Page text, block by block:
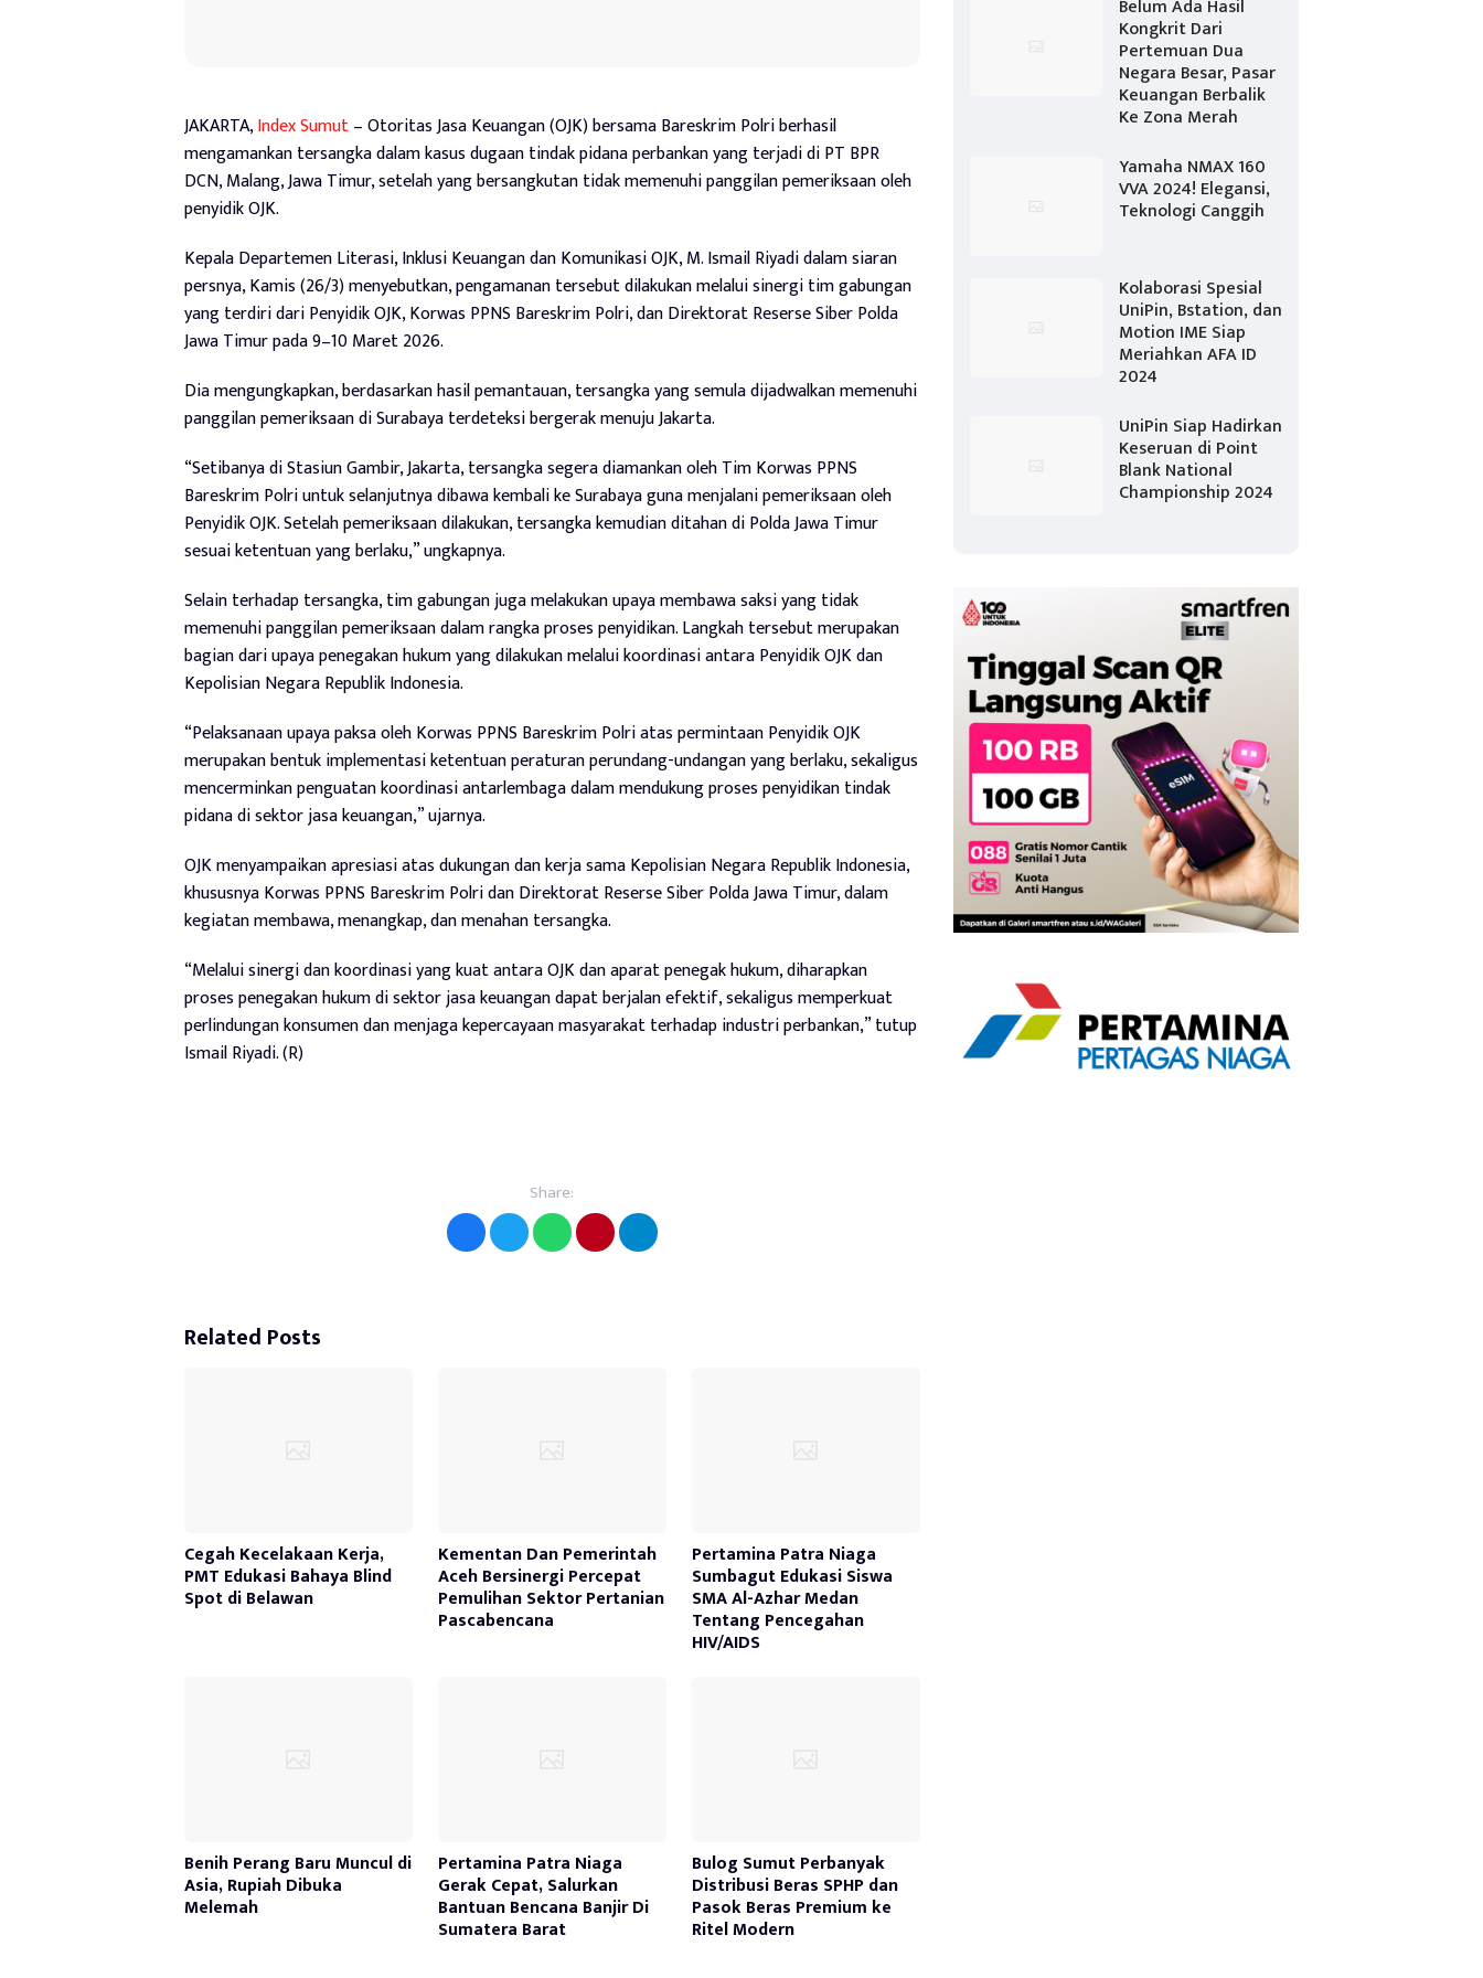
JAKARTA,Index Sumut– Otoritas Jasa Keuangan (OJK) bersama Bareskrim Polri berhasil
mengamankan tersangka dalam kasus dugaan tindak pidana perbankan yang terjadi di PT BPR
DCN, Malang, Jawa Timur, setelah yang bersangkutan tidak memenuhi panggilan pemeriksaan oleh
penyidik OJK.
Kepala Departemen Literasi, Inklusi Keuangan dan Komunikasi OJK, M. Ismail Riyadi dalam siaran
persnya, Kamis (26/3) menyebutkan, pengamanan tersebut dilakukan melalui sinergi tim gabungan
yang terdiri dari Penyidik OJK, Korwas PPNS Bareskrim Polri, dan Direktorat Reserse Siber Polda
Jawa Timur pada 9–10 Maret 2026.
Dia mengungkapkan, berdasarkan hasil pemantauan, tersangka yang semula dijadwalkan memenuhi
panggilan pemeriksaan di Surabaya terdeteksi bergerak menuju Jakarta.
“Setibanya di Stasiun Gambir, Jakarta, tersangka segera diamankan oleh Tim Korwas PPNS
Bareskrim Polri untuk selanjutnya dibawa kembali ke Surabaya guna menjalani pemeriksaan oleh
Penyidik OJK. Setelah pemeriksaan dilakukan, tersangka kemudian ditahan di Polda Jawa Timur
sesuai ketentuan yang berlaku,” ungkapnya.
Selain terhadap tersangka, tim gabungan juga melakukan upaya membawa saksi yang tidak
memenuhi panggilan pemeriksaan dalam rangka proses penyidikan. Langkah tersebut merupakan
bagian dari upaya penegakan hukum yang dilakukan melalui koordinasi antara Penyidik OJK dan
Kepolisian Negara Republik Indonesia.
“Pelaksanaan upaya paksa oleh Korwas PPNS Bareskrim Polri atas permintaan Penyidik OJK
merupakan bentuk implementasi ketentuan peraturan perundang-undangan yang berlaku, sekaligus
mencerminkan penguatan koordinasi antarlembaga dalam mendukung proses penyidikan tindak
pidana di sektor jasa keuangan,” ujarnya.
OJK menyampaikan apresiasi atas dukungan dan kerja sama Kepolisian Negara Republik Indonesia,
khususnya Korwas PPNS Bareskrim Polri dan Direktorat Reserse Siber Polda Jawa Timur, dalam
kegiatan membawa, menangkap, dan menahan tersangka.
“Melalui sinergi dan koordinasi yang kuat antara OJK dan aparat penegak hukum, diharapkan
proses penegakan hukum di sektor jasa keuangan dapat berjalan efektif, sekaligus memperkuat
perlindungan konsumen dan menjaga kepercayaan masyarakat terhadap industri perbankan,” tutup
Ismail Riyadi. (R)
Share:
Related Posts
Cegah Kecelakaan Kerja,
PMT Edukasi Bahaya Blind
Spot di Belawan
Kementan Dan Pemerintah
Aceh Bersinergi Percepat
Pemulihan Sektor Pertanian
Pascabencana
Pertamina Patra Niaga
Sumbagut Edukasi Siswa
SMA Al-Azhar Medan
Tentang Pencegahan
HIV/AIDS
Benih Perang Baru Muncul di
Asia, Rupiah Dibuka
Melemah
Pertamina Patra Niaga
Gerak Cepat, Salurkan
Bantuan Bencana Banjir Di
Sumatera Barat
Bulog Sumut Perbanyak
Distribusi Beras SPHP dan
Pasok Beras Premium ke
Ritel Modern
Belum Ada Hasil
Kongkrit Dari
Pertemuan Dua
Negara Besar, Pasar
Keuangan Berbalik
Ke Zona Merah
Yamaha NMAX 160
VVA 2024! Elegansi,
Teknologi Canggih
Kolaborasi Spesial
UniPin, Bstation, dan
Motion IME Siap
Meriahkan AFA ID
2024
UniPin Siap Hadirkan
Keseruan di Point
Blank National
Championship 2024